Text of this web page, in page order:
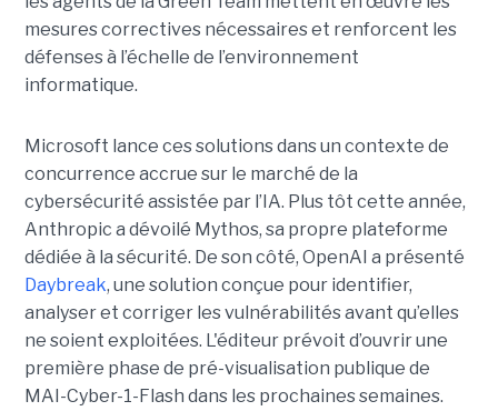
mesures correctives nécessaires et renforcent les
défenses à l’échelle de l’environnement
informatique.
Microsoft lance ces solutions dans un contexte de
concurrence accrue sur le marché de la
cybersécurité assistée par l’IA. Plus tôt cette année,
Anthropic a dévoilé Mythos, sa propre plateforme
dédiée à la sécurité. De son côté, OpenAI a présenté
Daybreak, une solution conçue pour identifier,
analyser et corriger les vulnérabilités avant qu’elles
ne soient exploitées. L'éditeur prévoit d’ouvrir une
première phase de pré-visualisation publique de
MAI-Cyber-1-Flash dans les prochaines semaines.